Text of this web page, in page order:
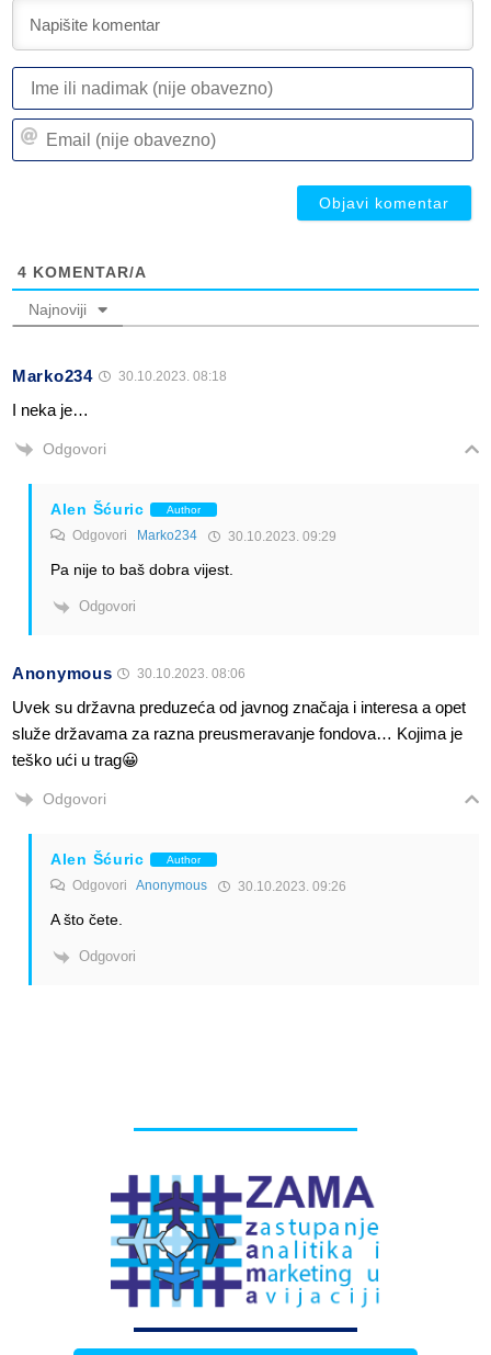
4 KOMENTAR/A
Najnoviji
Marko234 30.10.2023. 08:18
I neka je…
Odgovori
Alen Šćuric Author
Odgovori Marko234 30.10.2023. 09:29
Pa nije to baš dobra vijest.
Odgovori
Anonymous 30.10.2023. 08:06
Uvek su državna preduzeća od javnog značaja i interesa a opet
služe državama za razna preusmeravanje fondova… Kojima je
teško ući u trag😀
Odgovori
Alen Šćuric Author
Odgovori Anonymous 30.10.2023. 09:26
A što čete.
Odgovori